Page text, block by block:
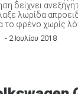
δείχνει
λωρίδα
φρένο χωρίς
• 2 Ιουλίου 2018